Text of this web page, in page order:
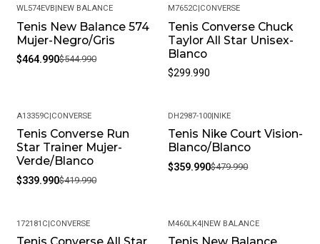
-15%
WL574EVB|NEW BALANCE
Tenis New Balance 574
Mujer-Negro/Gris
$464.990$544.990
M7652C|CONVERSE
Tenis Converse Chuck
Taylor All Star Unisex-
Blanco
$299.990
-19%
A13359C|CONVERSE
Tenis Converse Run
Star Trainer Mujer-
Verde/Blanco
$339.990$419.990
-25%
DH2987-100|NIKE
Tenis Nike Court Vision-
Blanco/Blanco
$359.990$479.990
-41%
172181C|CONVERSE M460LK4|NEW BALANCE